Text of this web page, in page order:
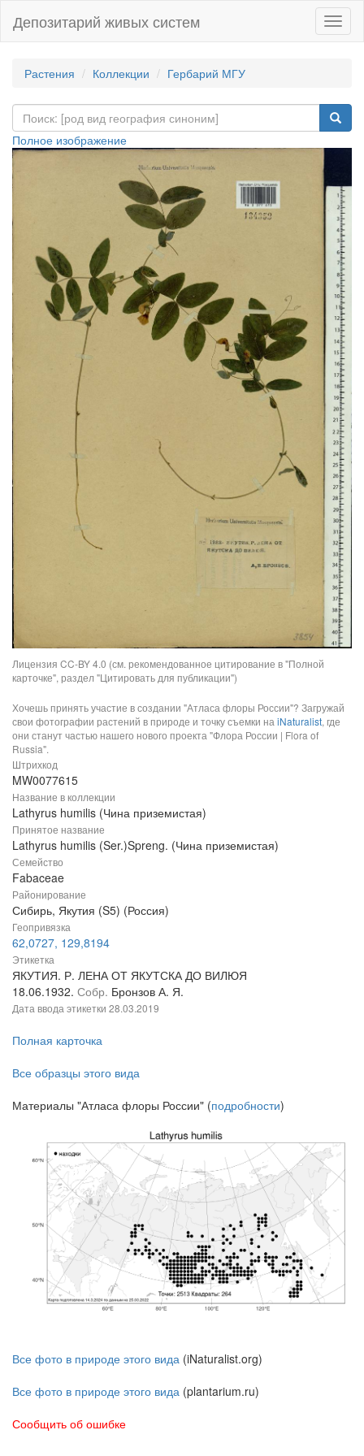
Депозитарий живых систем
Растения Коллекции Гербарий МГУ
Полное изображение
Лицензия CC-BY 4.0 (см. рекомендованное цитирование в "Полной
карточке", раздел "Цитировать для публикации")
Хочешь принять участие в создании "Атласа флоры России"? Загружай
свои фотографии растений в природе и точку съемки на iNaturalist, где
они станут частью нашего нового проекта "Флора России | Flora of
Russia".
Штрихкод
MW0077615
Название в коллекции
Lathyrus humilis (Чина приземистая)
Принятое название
Lathyrus humilis (Ser.)Spreng. (Чина приземистая)
Семейство
Fabaceae
Районирование
Сибирь, Якутия (S5) (Россия)
Геопривязка
62,0727, 129,8194
Этикетка
ЯКУТИЯ. Р. ЛЕНА ОТ ЯКУТСКА ДО ВИЛЮЯ
18.06.1932. Собр. Бронзов А. Я.
Дата ввода этикетки 28.03.2019
Полная карточка
Все образцы этого вида
Материалы "Атласа флоры России" (подробности)
Все фото в природе этого вида (iNaturalist.org)
Все фото в природе этого вида (plantarium.ru)
Сообщить об ошибке